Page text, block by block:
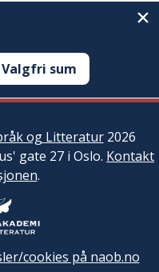
Valgfri sum
og Litteratur2026
gate 27 i Oslo. Kontakt
.
cookies på naob.no